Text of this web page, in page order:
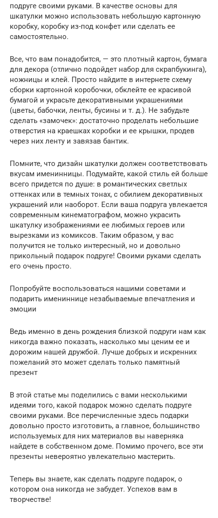
подруге своими руками. В качестве основы для
шкатулки можно использовать небольшую картонную
коробку, коробку из-под конфет или сделать ее
самостоятельно.
Все, что вам понадобится, — это плотный картон, бумага
для декора (отлично подойдет набор для скрапбукинга),
ножницы и клей. Просто найдите в интернете схему
сборки картонной коробочки, обклейте ее красивой
бумагой и украсьте декоративными украшениями
(цветы, бабочки, ленты, бусины и т. д.). Не забудьте
сделать «замочек»: достаточно проделать небольшие
отверстия на краешках коробки и ее крышки, продев
через них ленту и завязав бантик.
Помните, что дизайн шкатулки должен соответствовать
вкусам именинницы. Подумайте, какой стиль ей больше
всего придется по душе: в романтических светлых
оттенках или в темных тонах, с обилием декоративных
украшений или наоборот. Если ваша подруга увлекается
современным кинематографом, можно украсить
шкатулку изображениями ее любимых героев или
вырезками из комиксов. Таким образом, у вас
получится не только интересный, но и довольно
прикольный подарок подруге! Своими руками сделать
его очень просто.
Попробуйте воспользоваться нашими советами и
подарить имениннице незабываемые впечатления и
эмоции
Ведь именно в день рождения близкой подруги нам как
никогда важно показать, насколько мы ценим ее и
дорожим нашей дружбой. Лучше добрых и искренних
пожеланий это может сделать только памятный
презент
В этой статье мы поделились с вами несколькими
идеями того, какой подарок можно сделать подруге
своими руками. Все перечисленные здесь подарки
довольно просто изготовить, а главное, большинство
используемых для них материалов вы наверняка
найдете в собственном доме. Помимо прочего, все эти
презенты невероятно увлекательно мастерить.
Теперь вы знаете, как сделать подруге подарок, о
котором она никогда не забудет. Успехов вам в
творчестве!